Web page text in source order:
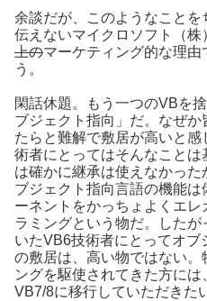
余談だが、このようなこと
伝えないマイクロソフト（
上のマーケティング的な理由
う。
閑話休題。もう一つのVBを
ブジェクト指向」だ。なぜ
たらと難解で敷居が高いと
術者にとってはそんなことは
は確かに継承は使えなかっ
ブジェクト指向言語の機能
ーネントをかっちょよくエ
ラミングという物だ。した
いたVB6技術者にとってオ
の敷居は、高い物ではない。
ングを駆使されてきた方に
VB7/8に移行していただきた